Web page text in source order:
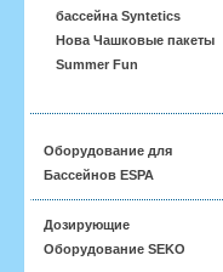
бассейна Syntetics
Нова Чашковые пакеты
Summer Fun
Оборудование для
Бассейнов ESPA
Дозирующие
Оборудование SEKO